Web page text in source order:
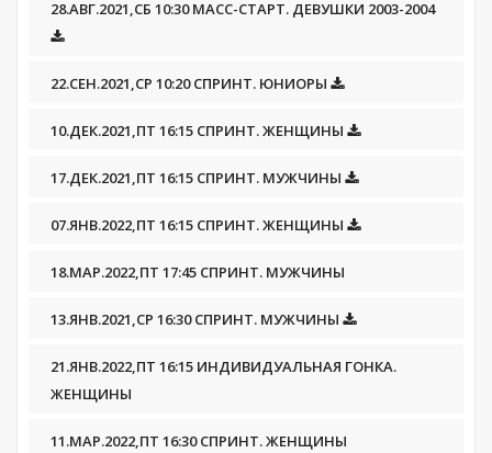
28.АВГ.2021,СБ 10:30 МАСС-СТАРТ. ДЕВУШКИ 2003-2004
22.СЕН.2021,СР 10:20 СПРИНТ. ЮНИОРЫ
10.ДЕК.2021,ПТ 16:15 СПРИНТ. ЖЕНЩИНЫ
17.ДЕК.2021,ПТ 16:15 СПРИНТ. МУЖЧИНЫ
07.ЯНВ.2022,ПТ 16:15 СПРИНТ. ЖЕНЩИНЫ
18.МАР.2022,ПТ 17:45 СПРИНТ. МУЖЧИНЫ
13.ЯНВ.2021,СР 16:30 СПРИНТ. МУЖЧИНЫ
21.ЯНВ.2022,ПТ 16:15 ИНДИВИДУАЛЬНАЯ ГОНКА.
ЖЕНЩИНЫ
11.МАР.2022,ПТ 16:30 СПРИНТ. ЖЕНЩИНЫ